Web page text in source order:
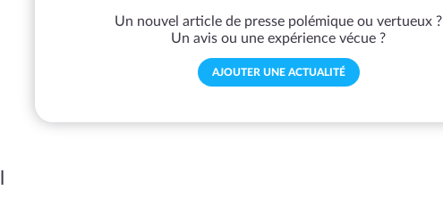
Un nouvel article de presse polémique ou vertueux ?
Un avis ou une expérience vécue ?
AJOUTER UNE ACTUALITÉ